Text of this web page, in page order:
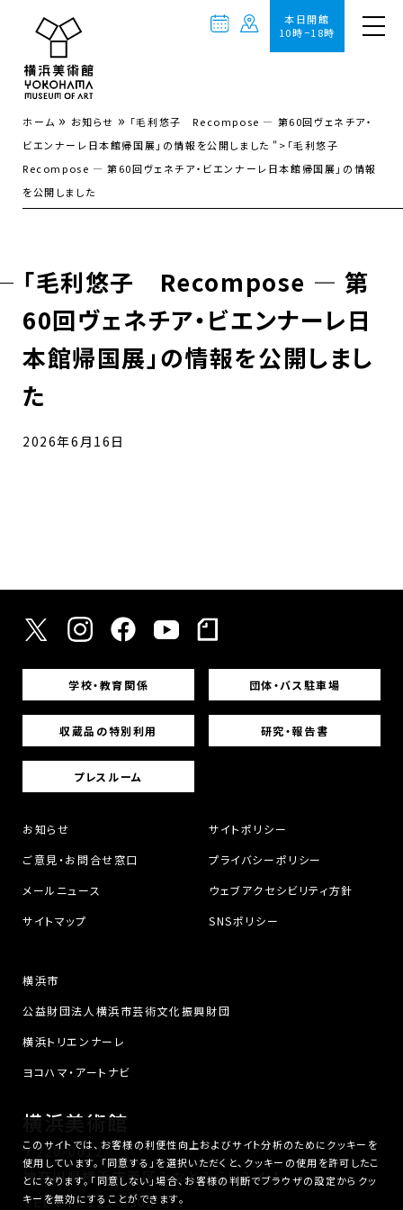
本日開館
10時−18時
ホーム » お知らせ » 「毛利悠子 Recompose — 第60回ヴェネチア・
ビエンナーレ日本館帰国展」の情報を公開しました "> 「毛利悠子
Recompose — 第60回ヴェネチア・ビエンナーレ日本館帰国展」の情報
を公開しました
「毛利悠子 Recompose — 第
60回ヴェネチア・ビエンナーレ日
本館帰国展」の情報を公開しまし
た
2026年6月16日
学校・教育関係 団体・バス駐車場
収蔵品の特別利用 研究・報告書
プレスルーム
お知らせ
ご意見・お問合せ窓口
メールニュース
サイトマップ
サイトポリシー
プライバシーポリシー
ウェブアクセシビリティ方針
SNSポリシー
横浜市
公益財団法人横浜市芸術文化振興財団
横浜トリエンナーレ
ヨコハマ・アートナビ
横浜美術館
〒220-0012
神奈川県横浜市西区みなとみらい3-4-1
TEL045-221-0300
このサイトでは、お客様の利便性向上およびサイト分析のためにクッキーを
使用しています。「同意する」を選択いただくと、クッキーの使用を許可したこ
とになります。「同意しない」場合、お客様の判断でブラウザの設定からクッ
キーを無効にすることができます。